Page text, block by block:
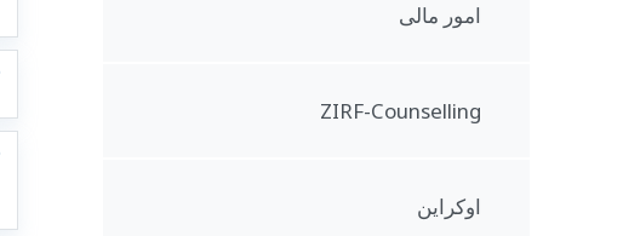
امور مالی
ZIRF-Counselling
اوکراين